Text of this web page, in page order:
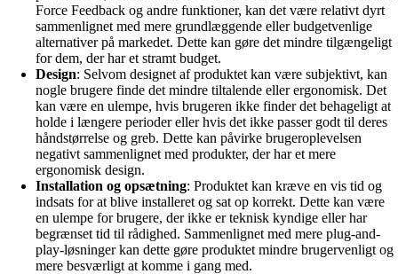
Force Feedback og andre funktioner, kan det være relativt dyrt
sammenlignet med mere grundlæggende eller budgetvenlige
alternativer på markedet. Dette kan gøre det mindre tilgængeligt
for dem, der har et stramt budget.
Design: Selvom designet af produktet kan være subjektivt, kan
nogle brugere finde det mindre tiltalende eller ergonomisk. Det
kan være en ulempe, hvis brugeren ikke finder det behageligt at
holde i længere perioder eller hvis det ikke passer godt til deres
håndstørrelse og greb. Dette kan påvirke brugeroplevelsen
negativt sammenlignet med produkter, der har et mere
ergonomisk design.
Installation og opsætning: Produktet kan kræve en vis tid og
indsats for at blive installeret og sat op korrekt. Dette kan være
en ulempe for brugere, der ikke er teknisk kyndige eller har
begrænset tid til rådighed. Sammenlignet med mere plug-and-
play-løsninger kan dette gøre produktet mindre brugervenligt og
mere besværligt at komme i gang med.